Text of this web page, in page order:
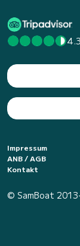
Impressum
ANB / AGB
Kontakt
© SamBoat